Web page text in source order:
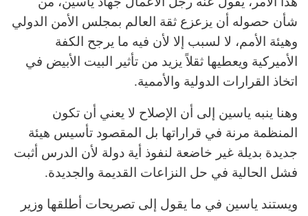
شأن حصوله أن يزعزع ثقة العالم بمجلس الأمن الدولي
وهيئة الأمم، لا لسبب إلا لأن فيه ما يرجح الكفة
الأميركية ويعطيها ثقلاً يزيد من تأثير البيت الأبيض في
اتخاذ القرارات الدولية والأممية.
وهنا ينبه ياسين إلى أن الإصلاح لا يعني أن تكون
المنظمة مرنة في قراراتها بل المقصود تأسيس هيئة
جديدة بديلة غير خاضعة لنفوذ أية دولة لأن الدرس أثبت
فشل الحالية في حل النزاعات القديمة والجديدة.
ويستند ياسين في ما يقول إلى تصريحات أطلقها وزير